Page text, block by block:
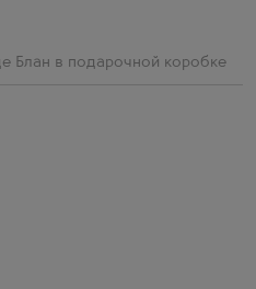
Блан в подарочной коробке